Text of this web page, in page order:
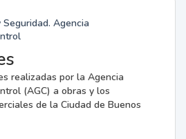
Agencia
realizadas por la Agencia
(AGC) a obras y los
de la Ciudad de Buenos